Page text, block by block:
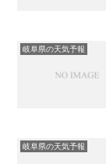
岐阜県の天気予報
岐阜県の天気予報